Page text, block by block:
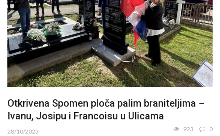
Otkrivena Spomen ploča palim braniteljima –
Ivanu, Josipu i Francoisu u Ulicama
28/10/2023 923 0